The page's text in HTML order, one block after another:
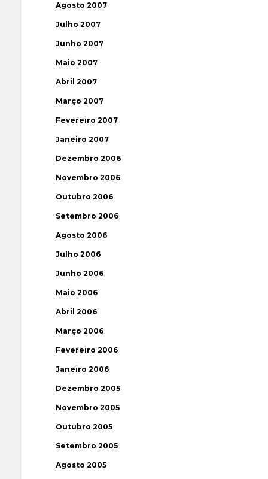
Agosto 2007
Julho 2007
Junho 2007
Maio 2007
Abril 2007
Março 2007
Fevereiro 2007
Janeiro 2007
Dezembro 2006
Novembro 2006
Outubro 2006
Setembro 2006
Agosto 2006
Julho 2006
Junho 2006
Maio 2006
Abril 2006
Março 2006
Fevereiro 2006
Janeiro 2006
Dezembro 2005
Novembro 2005
Outubro 2005
Setembro 2005
Agosto 2005